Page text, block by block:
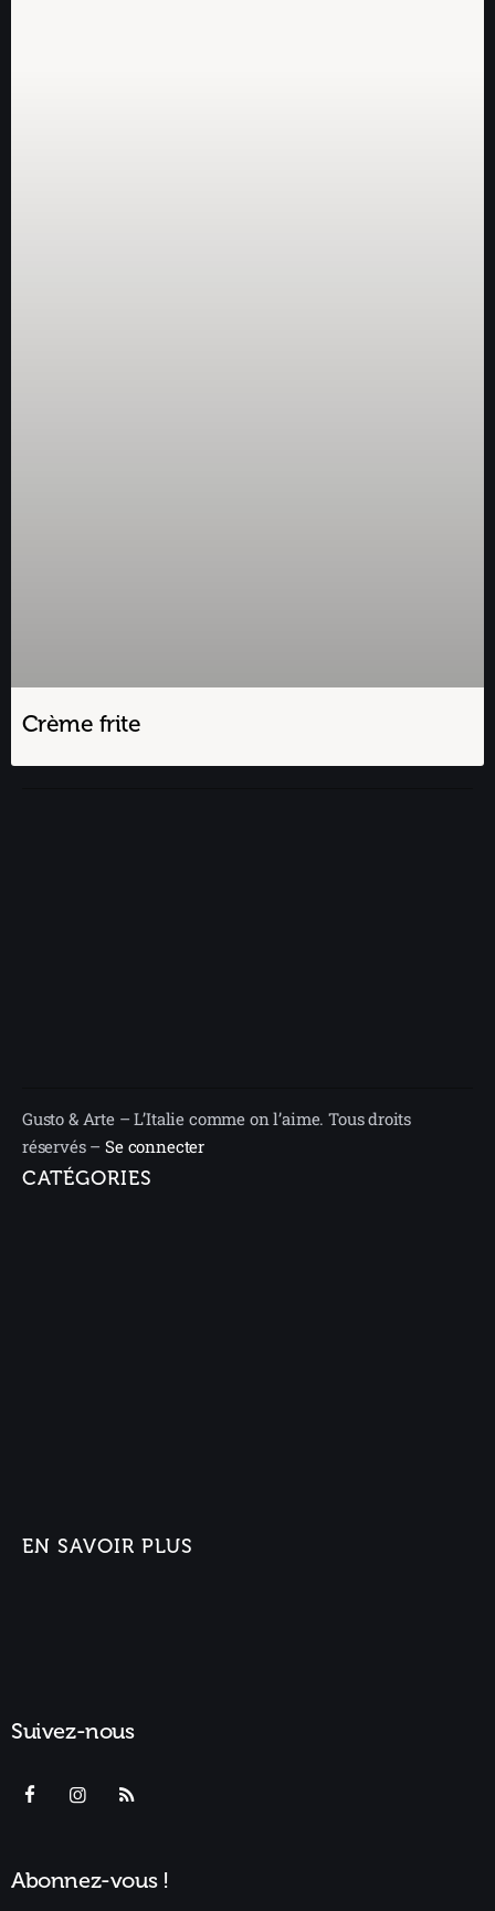
Crème frite
Gusto & Arte – L’Italie comme on l’aime. Tous droits
réservés –Se connecter
CATÉGORIES
EN SAVOIR PLUS
Suivez-nous
Abonnez-vous !